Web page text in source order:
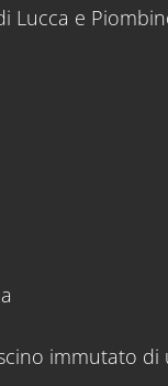
Lucca e
immutato